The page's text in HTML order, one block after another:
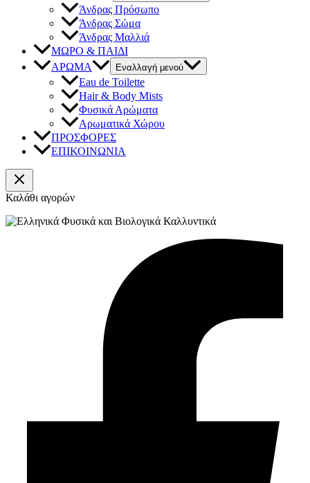
Άνδρας Πρόσωπο
Άνδρας Σώμα
Άνδρας Μαλλιά
ΜΩΡΟ & ΠΑΙΔΙ
ΑΡΩΜΑ
Εναλλαγή μενού
Eau de Toilette
Hair & Body Mists
Φυσικά Αρώματα
Αρωματικά Χώρου
ΠΡΟΣΦΟΡΕΣ
ΕΠΙΚΟΙΝΩΝΙΑ
Καλάθι αγορών